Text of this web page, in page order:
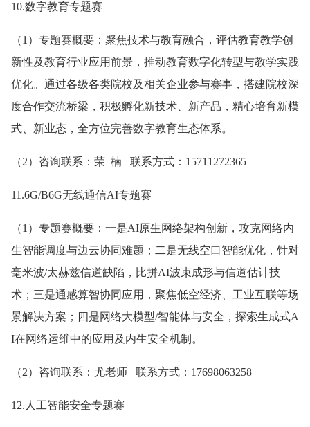
10.数字教育专题赛
（1）专题赛概要：聚焦技术与教育融合，评估教育教学创
新性及教育行业应用前景，推动教育数字化转型与教学实践
优化。通过各级各类院校及相关企业参与赛事，搭建院校深
度合作交流桥梁，积极孵化新技术、新产品，精心培育新模
式、新业态，全方位完善数字教育生态体系。
（2）咨询联系：荣 楠 联系方式：15711272365
11.6G/B6G无线通信AI专题赛
（1）专题赛概要：一是AI原生网络架构创新，攻克网络内
生智能调度与边云协同难题；二是无线空口智能优化，针对
毫米波/太赫兹信道缺陷，比拼AI波束成形与信道估计技
术；三是通感算智协同应用，聚焦低空经济、工业互联等场
景解决方案；四是网络大模型/智能体与安全，探索生成式A
I在网络运维中的应用及内生安全机制。
（2）咨询联系：尤老师 联系方式：17698063258
12.人工智能安全专题赛